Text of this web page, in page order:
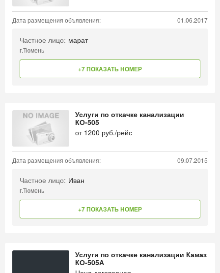
Дата размещения объявления: 01.06.2017
Частное лицо: марат
г.Тюмень
+7 ПОКАЗАТЬ НОМЕР
Услуги по откачке канализации
КО-505
от 1200 руб./рейс
Дата размещения объявления: 09.07.2015
Частное лицо: Иван
г.Тюмень
+7 ПОКАЗАТЬ НОМЕР
Услуги по откачке канализации Камаз
КО-505А